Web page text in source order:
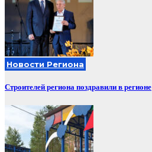
Новости Региона
Строителей региона поздравили в регионе